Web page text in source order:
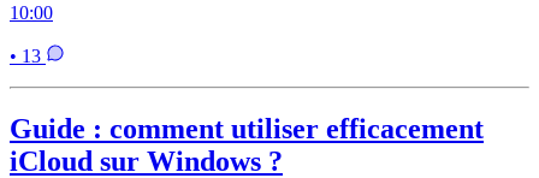
10:00
• 13
Guide : comment utiliser efficacement
iCloud sur Windows ?